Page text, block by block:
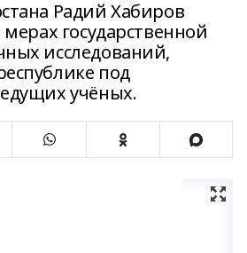
Радий Хабиров
государственной
исследований,
под
учёных.